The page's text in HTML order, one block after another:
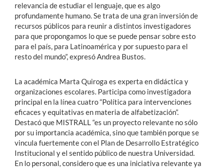
relevancia de estudiar el lenguaje, que es algo
profundamente humano. Se trata de una gran inversión de
recursos públicos para reunir a distintos investigadores
para que propongamos lo que se puede pensar sobre esto
para el país, para Latinoamérica y por supuesto para el
resto del mundo”, expresó Andrea Bustos.
La académica Marta Quiroga es experta en didáctica y
organizaciones escolares. Participa como investigadora
principal en la línea cuatro “Política para intervenciones
eficaces y equitativas en materia de alfabetización”.
Destacó que MISTRALL “es un proyecto relevante no sólo
por su importancia académica, sino que también porque se
vincula fuertemente con el Plan de Desarrollo Estratégico
Institucional y el sentido público de nuestra Universidad.
En lo personal, considero que es una iniciativa relevante ya